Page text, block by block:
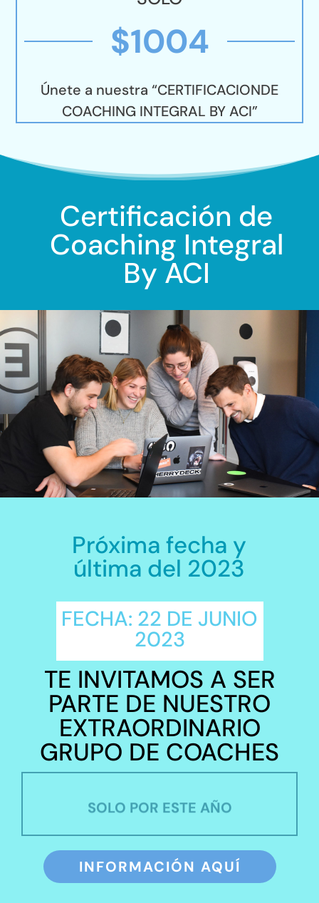
$1004
Únete a nuestra “CERTIFICACIONDE
COACHING INTEGRAL BY ACI”
Certificación de
Coaching Integral
By ACI
Próxima fecha y
última del 2023
FECHA: 22 DE JUNIO
2023
TE INVITAMOS A SER
PARTE DE NUESTRO
EXTRAORDINARIO
GRUPO DE COACHES
SOLO POR ESTE AÑO
INFORMACIÓN AQUÍ